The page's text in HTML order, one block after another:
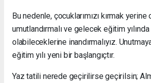
Bu nedenle, çocuklarımızı kırmak yerine
umutlandırmalı ve gelecek eğitim yılında
olabileceklerine inandırmalıyız.
eğitim yılı yeni bir başlangıçtır.
Yaz tatili nerede geçirilirse geçirilsin;